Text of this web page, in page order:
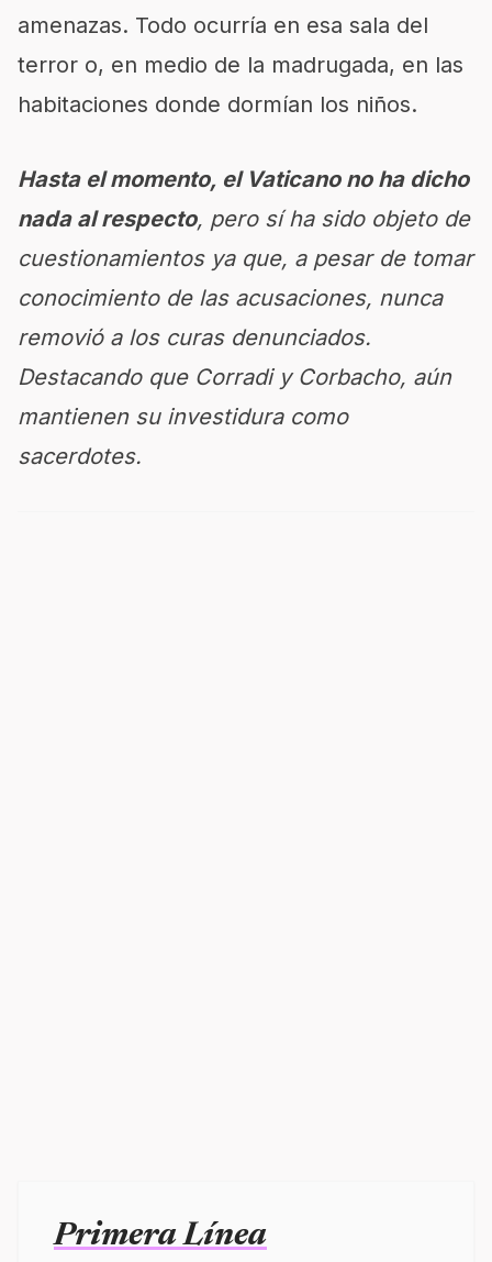
amenazas. Todo ocurría en esa sala del
terror o, en medio de la madrugada, en las
habitaciones donde dormían los niños.
Hasta el momento, el Vaticano no ha dicho
nada al respecto, pero sí ha sido objeto de
cuestionamientos ya que, a pesar de tomar
conocimiento de las acusaciones, nunca
removió a los curas denunciados.
Destacando que Corradi y Corbacho, aún
mantienen su investidura como
sacerdotes.
Primera Línea